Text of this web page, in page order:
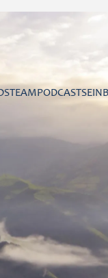
TEAMPODCASTS